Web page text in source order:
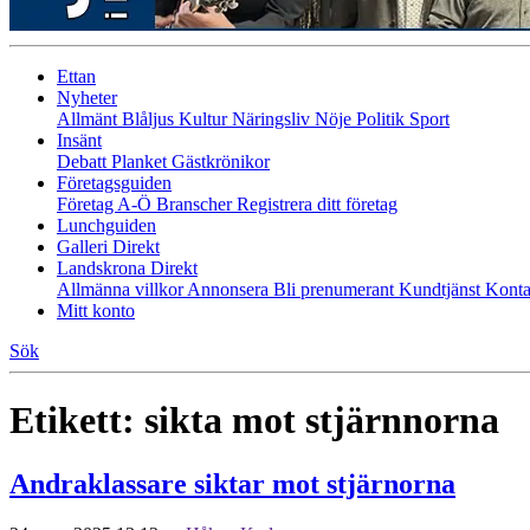
Ettan
Nyheter
Allmänt Blåljus KulturNäringsliv Nöje Politik Sport
Insänt
Debatt Planket Gästkrönikor
Företagsguiden
Företag A-Ö BranscherRegistrera ditt företag
Lunchguiden
Galleri Direkt
Landskrona Direkt
Allmänna villkorAnnonsera Bli prenumerant Kundtjänst
Mitt konto
Sök
Etikett: sikta mot stjärnnorna
Andraklassare siktar mot stjärnorna